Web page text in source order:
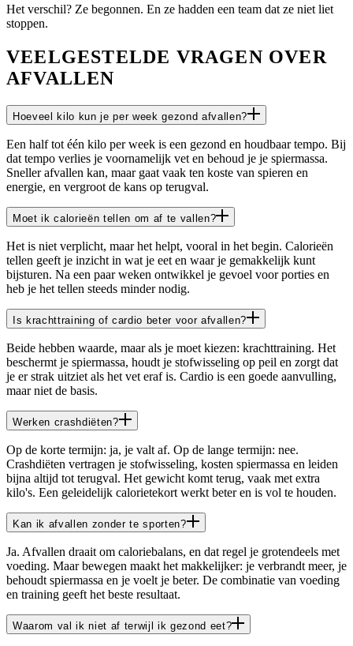
Het verschil? Ze begonnen. En ze hadden een team dat ze niet liet
stoppen.
VEELGESTELDE VRAGEN OVER
AFVALLEN
Hoeveel kilo kun je per week gezond afvallen?
Een half tot één kilo per week is een gezond en houdbaar tempo. Bij
dat tempo verlies je voornamelijk vet en behoud je je spiermassa.
Sneller afvallen kan, maar gaat vaak ten koste van spieren en
energie, en vergroot de kans op terugval.
Moet ik calorieën tellen om af te vallen?
Het is niet verplicht, maar het helpt, vooral in het begin. Calorieën
tellen geeft je inzicht in wat je eet en waar je gemakkelijk kunt
bijsturen. Na een paar weken ontwikkel je gevoel voor porties en
heb je het tellen steeds minder nodig.
Is krachttraining of cardio beter voor afvallen?
Beide hebben waarde, maar als je moet kiezen: krachttraining. Het
beschermt je spiermassa, houdt je stofwisseling op peil en zorgt dat
je er strak uitziet als het vet eraf is. Cardio is een goede aanvulling,
maar niet de basis.
Werken crashdiëten?
Op de korte termijn: ja, je valt af. Op de lange termijn: nee.
Crashdiëten vertragen je stofwisseling, kosten spiermassa en leiden
bijna altijd tot terugval. Het gewicht komt terug, vaak met extra
kilo's. Een geleidelijk calorietekort werkt beter en is vol te houden.
Kan ik afvallen zonder te sporten?
Ja. Afvallen draait om caloriebalans, en dat regel je grotendeels met
voeding. Maar bewegen maakt het makkelijker: je verbrandt meer, je
behoudt spiermassa en je voelt je beter. De combinatie van voeding
en training geeft het beste resultaat.
Waarom val ik niet af terwijl ik gezond eet?